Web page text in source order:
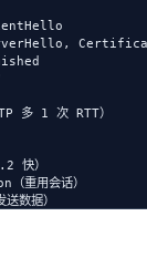
多 1 次 RTT）
快）
重用会话）